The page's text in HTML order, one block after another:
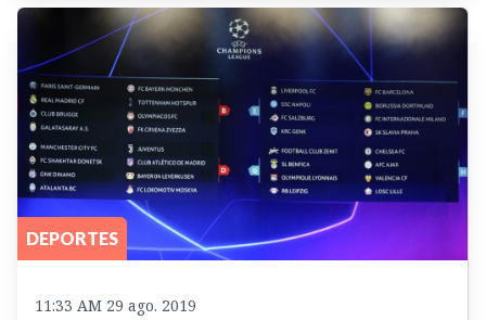
DEPORTES
11:33 AM 29 ago. 2019